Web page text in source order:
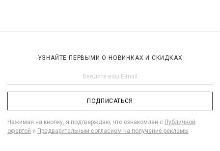
УЗНАЙТЕ ПЕРВЫМИ О НОВИНКАХ И СКИДКАХ
ПОДПИСАТЬСЯ
Нажимая на кнопку, я подтверждаю, что ознакомлен с Публичной
офертой и Предварительным согласием на получение рекламы